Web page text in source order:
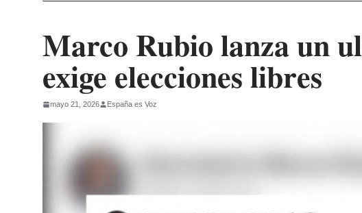
Marco Rubio lanza un
exige elecciones libres
mayo 21, 2026 España es Voz